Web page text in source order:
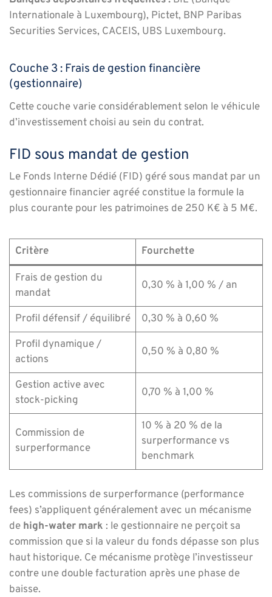
Internationale à Luxembourg), Pictet, BNP Paribas
Securities Services, CACEIS, UBS Luxembourg.
Couche 3 : Frais de gestion financière
(gestionnaire)
Cette couche varie considérablement selon le véhicule
d’investissement choisi au sein du contrat.
FID sous mandat de gestion
Le Fonds Interne Dédié (FID) géré sous mandat par un
gestionnaire financier agréé constitue la formule la
plus courante pour les patrimoines de 250 K€ à 5 M€.
Critère
Fourchette
Frais de gestion du
mandat
0,30 % à 1,00 % / an
Profil défensif / équilibré
0,30 % à 0,60 %
Profil dynamique /
actions
0,50 % à 0,80 %
Gestion active avec
stock-picking
0,70 % à 1,00 %
Commission de
surperformance
10 % à 20 % de la
surperformance vs
benchmark
Les commissions de surperformance (performance
fees) s’appliquent généralement avec un mécanisme
de high-water mark : le gestionnaire ne perçoit sa
commission que si la valeur du fonds dépasse son plus
haut historique. Ce mécanisme protège l’investisseur
contre une double facturation après une phase de
baisse.